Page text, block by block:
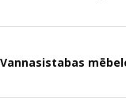
Vannasistabas